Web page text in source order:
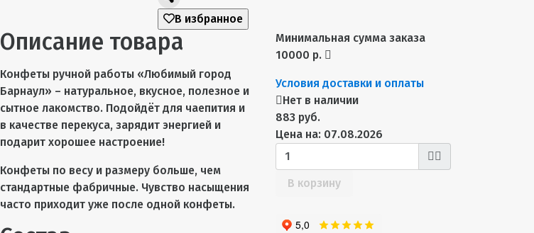
В избранное
Описание товара
Конфеты ручной работы «Любимый город
Барнаул» – натуральное, вкусное, полезное и
сытное лакомство. Подойдёт для чаепития и
в качестве перекуса, зарядит энергией и
подарит хорошее настроение!
Конфеты по весу и размеру больше, чем
стандартные фабричные. Чувство насыщения
часто приходит уже после одной конфеты.
Минимальная сумма заказа
10000 р.
Условия доставки и оплаты
Нет в наличии
883 руб.
Цена на: 07.08.2026
В корзину